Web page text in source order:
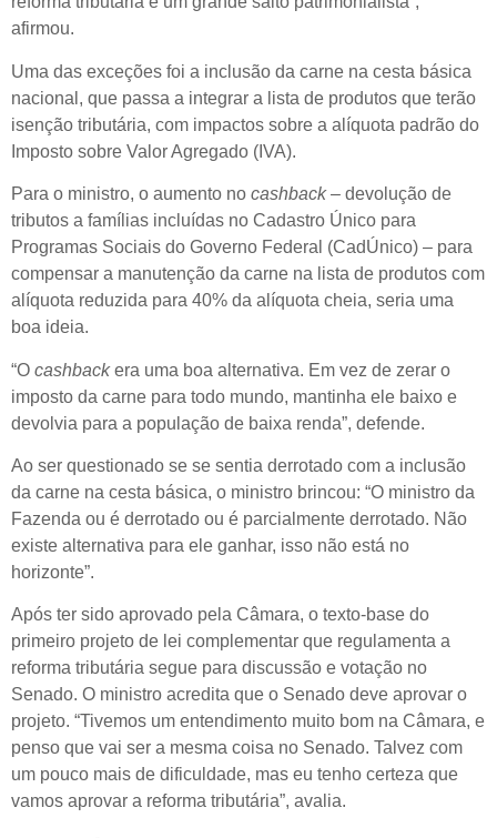
afirmou.
Uma das exceções foi a inclusão da carne na cesta básica
nacional, que passa a integrar a lista de produtos que terão
isenção tributária, com impactos sobre a alíquota padrão do
Imposto sobre Valor Agregado (IVA).
Para o ministro, o aumento no cashback– devolução de
tributos a famílias incluídas no Cadastro Único para
Programas Sociais do Governo Federal (CadÚnico) – para
compensar a manutenção da carne na lista de produtos com
alíquota reduzida para 40% da alíquota cheia, seria uma
boa ideia.
“O cashbackera uma boa alternativa. Em vez de zerar o
imposto da carne para todo mundo, mantinha ele baixo e
devolvia para a população de baixa renda”, defende.
Ao ser questionado se se sentia derrotado com a inclusão
da carne na cesta básica, o ministro brincou: “O ministro da
Fazenda ou é derrotado ou é parcialmente derrotado. Não
existe alternativa para ele ganhar, isso não está no
horizonte”.
Após ter sido aprovado pela Câmara, o texto-base do
primeiro projeto de lei complementar que regulamenta a
reforma tributária segue para discussão e votação no
Senado. O ministro acredita que o Senado deve aprovar o
projeto. “Tivemos um entendimento muito bom na Câmara, e
penso que vai ser a mesma coisa no Senado. Talvez com
um pouco mais de dificuldade, mas eu tenho certeza que
vamos aprovar a reforma tributária”, avalia.